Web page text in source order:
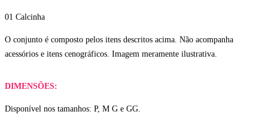
01 Calcinha
O conjunto é composto pelos itens descritos acima. Não acompanha
acessórios e itens cenográficos. Imagem meramente ilustrativa.
DIMENSÕES:
Disponível nos tamanhos: P, M G e GG.